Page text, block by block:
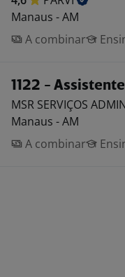
Manaus - AM
A combinar
1122 -
MSR SERVIÇOS
Manaus - AM
A combinar